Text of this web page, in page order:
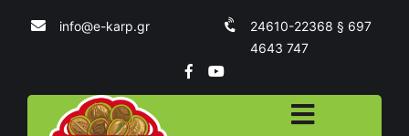
info@e-karp.gr
24610-22368 § 697
4643 747